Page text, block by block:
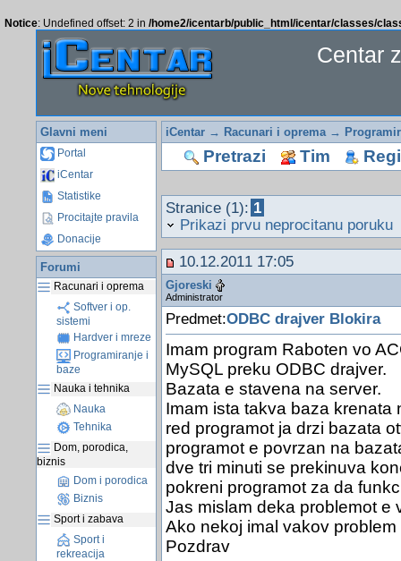
Notice: Undefined offset: 2 in /home2/icentarb/public_html/icentar/classes/
Centar
Glavni meni
Portal
iCentar
Statistike
Procitajte pravila
Donacije
Forumi
Racunari i oprema
Softver i op.
sistemi
Hardver i mreze
Programiranje i
baze
Nauka i tehnika
Nauka
Tehnika
Dom, porodica,
biznis
Dom i porodica
Biznis
Sport i zabava
Sport i
rekreacija
iCentar→ Racunari i oprema→
Pretrazi Tim
Stranice (1): 1
Prikazi prvu neprocitanu poruku
10.12.2011 17:05
Gjoreski
Administrator
Predmet:ODBC drajver Blokira
Imam program Raboten vo
MySQL preku ODBC drajver.
Bazata e stavena na server.
Imam ista takva baza krenata
red programot ja drzi bazata
programot e povrzan na
dve tri minuti se prekinuva
pokreni programot za da
Jas mislam deka problemot e
Ako nekoj imal vakov
Pozdrav